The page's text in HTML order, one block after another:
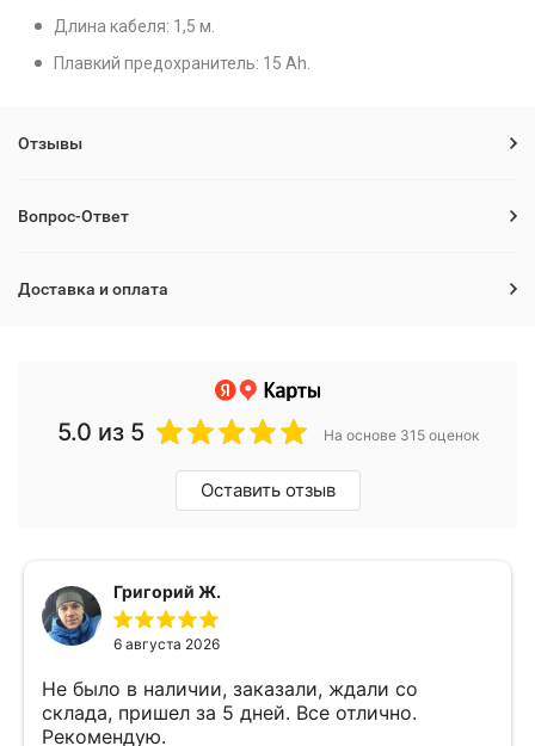
Длина кабеля: 1,5 м.
Плавкий предохранитель: 15 Ah.
Отзывы
Вопрос-Ответ
Доставка и оплата